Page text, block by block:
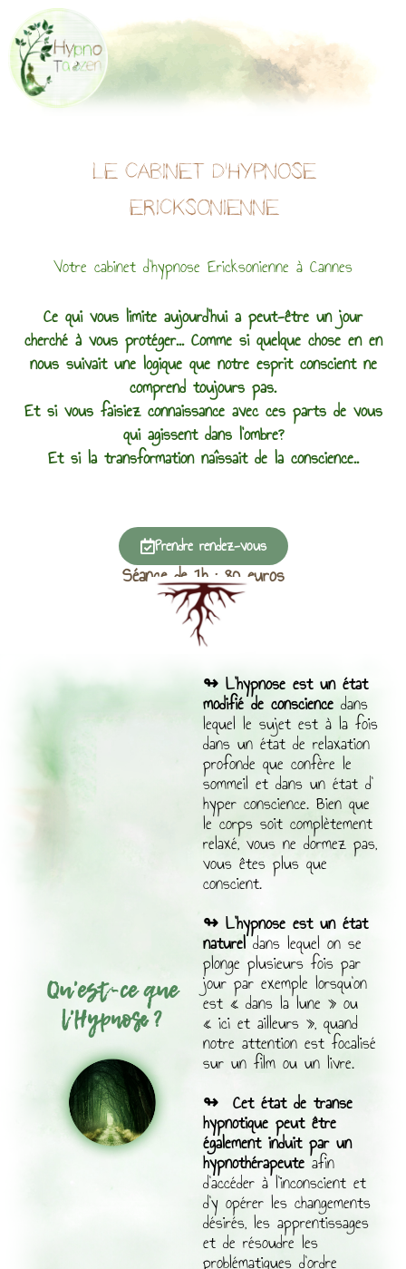
contenu
LE CABINET D'HYPNOSE
ERICKSONIENNE
Votre cabinet d'hypnose Ericksonienne à Cannes
Ce qui vous limite aujourd'hui a peut-être un jour
cherché à vous protéger... Comme si quelque chose en en
nous suivait une logique que notre esprit conscient ne
comprend toujours pas.
Et si vous faisiez connaissance avec ces parts de vous
qui agissent dans l'ombre?
Et si la transformation naîssait de la conscience..
Prendre rendez-vous
Séance de 1h : 80 euros
Qu'est-ce que
l'Hypnose ?
↬ L’hypnose est un état
modifié de conscience dans
lequel le sujet est à la fois
dans un état de relaxation
profonde que confère le
sommeil et dans un état d’
hyper conscience. Bien que
le corps soit complètement
relaxé, vous ne dormez pas,
vous êtes plus que
conscient.
↬ L’hypnose est un état
natureldans lequel on se
plonge plusieurs fois par
jour par exemple lorsqu’on
est « dans la lune » ou
« ici et ailleurs », quand
notre attention est focalisé
sur un film ou un livre.
↬ Cet état de transe
hypnotique peut être
également induit par un
hypnothérapeute afin
d’accéder à l’inconscient et
d’y opérer les changements
désirés, les apprentissages
et de résoudre les
problématiques d’ordre